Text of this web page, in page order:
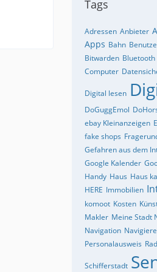
Tags
Adressen Anbieter
Apps Bahn
Bitwarden Bluetooth
Computer
Digital lesen
DoGuggEmol
ebay Kleinanzeigen
fake shops
Gefahren aus dem
Google Kalender
Handy Haus Haus
HERE Immobilien
komoot Kosten
Makler Meine Stadt
Navigation
Personalausweis
Schifferstadt